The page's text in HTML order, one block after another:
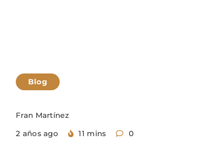
Blog
Fran Martínez
2 años ago
11 mins 0